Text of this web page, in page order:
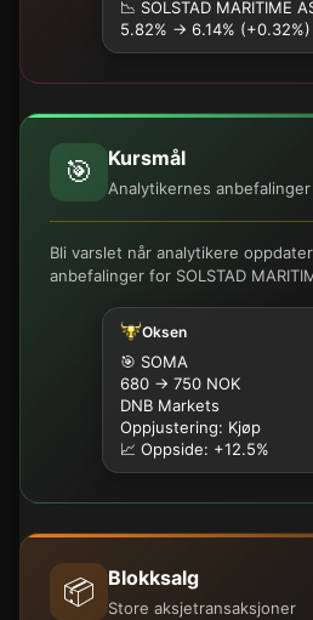
📉 SOLSTAD MARITIME
5.82% → 6.14% (+0.32%)
🎯 Kursmål
Analytikernes anbefalinger
Bli varslet når analytikere
anbefalinger for SOLSTAD
Oksen
🎯 SOMA
680 → 750 NOK
DNB Markets
Oppjustering: Kjøp
📈 Oppside: +12.5%
📦 Blokksalg
Store aksjetransaksjoner